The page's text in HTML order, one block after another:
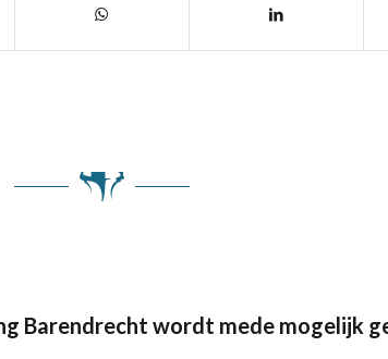
Barendrecht wordt mede mogelijk